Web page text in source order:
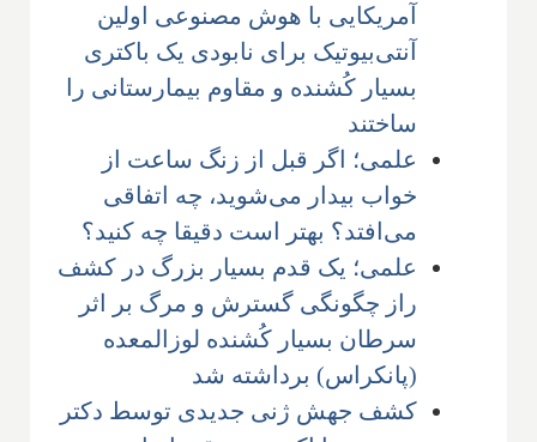
آمریکایی با هوش مصنوعی اولین
آنتی‌بیوتیک برای نابودی یک باکتری
بسیار کُشنده و مقاوم بیمارستانی را
ساختند
علمی؛ اگر قبل از زنگ ساعت از
خواب بیدار می‌شوید، چه اتفاقی
می‌افتد؟ بهتر است دقیقا چه کنید؟
علمی؛ یک قدم بسیار بزرگ در کشف
راز چگونگی گسترش و مرگ بر اثر
سرطان بسیار کُشنده لوزالمعده
(پانکراس) برداشته شد
کشف جهش ژنی جدیدی توسط دکتر